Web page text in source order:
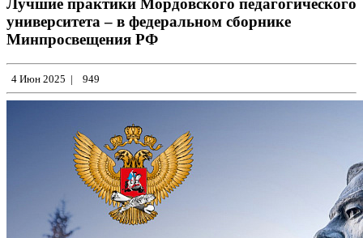
университета – в федеральном сборнике
Минпросвещения РФ
4 Июн 2025 | 949